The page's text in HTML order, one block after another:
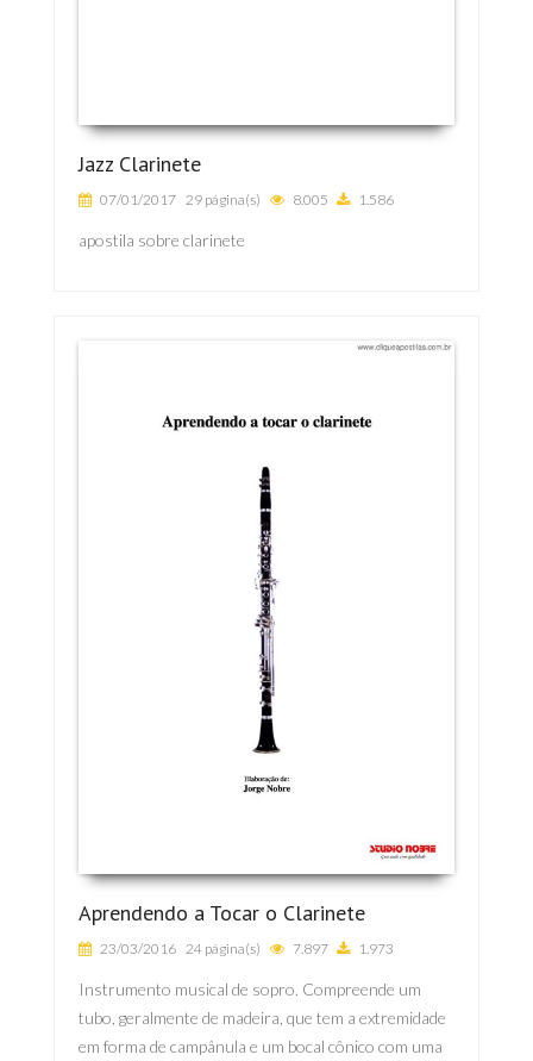
Jazz Clarinete
07/01/2017 29 página(s) 8.005 1.586
apostila sobre clarinete
Aprendendo a Tocar o Clarinete
23/03/2016 24 página(s) 7.897 1.973
Instrumento musical de sopro. Compreende um
tubo, geralmente de madeira, que tem a extremidade
em forma de campânula e um bocal cônico com uma